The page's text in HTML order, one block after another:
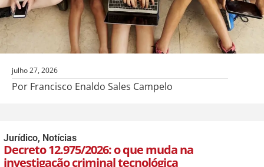
julho 27, 2026
Por Francisco Enaldo Sales Campelo
Jurídico, Notícias
Decreto 12.975/2026: o que muda na
investigação criminal tecnológica